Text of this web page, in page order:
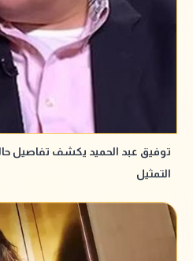
توفيق عبد الحميد يكشف تفاصيل
التمثيل